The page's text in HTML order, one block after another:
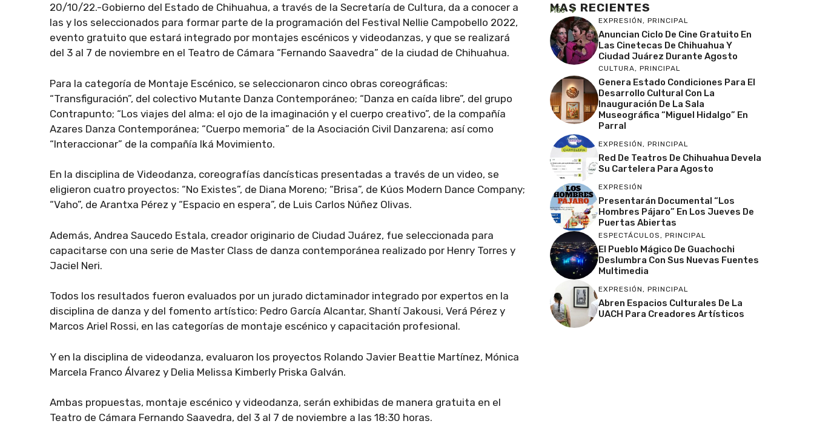
20/10/22.-Gobierno del Estado de Chihuahua, a través de la Secretaría de Cultura, da a conocer a
las y los seleccionados para formar parte de la programación del Festival Nellie Campobello 2022,
evento gratuito que estará integrado por montajes escénicos y videodanzas, y que se realizará
del 3 al 7 de noviembre en el Teatro de Cámara “Fernando Saavedra” de la ciudad de Chihuahua.
Para la categoría de Montaje Escénico, se seleccionaron cinco obras coreográficas:
“Transfiguración”, del colectivo Mutante Danza Contemporáneo; “Danza en caída libre”, del grupo
Contrapunto; “Los viajes del alma: el ojo de la imaginación y el cuerpo creativo”, de la compañía
Azares Danza Contemporánea; “Cuerpo memoria” de la Asociación Civil Danzarena; así como
“Interaccionar” de la compañía Iká Movimiento.
En la disciplina de Videodanza, coreografías dancísticas presentadas a través de un video, se
eligieron cuatro proyectos: “No Existes”, de Diana Moreno; “Brisa”, de Kúos Modern Dance Company;
“Vaho”, de Arantxa Pérez y “Espacio en espera”, de Luis Carlos Núñez Olivas.
Además, Andrea Saucedo Estala, creador originario de Ciudad Juárez, fue seleccionada para
capacitarse con una serie de Master Class de danza contemporánea realizado por Henry Torres y
Jaciel Neri.
Todos los resultados fueron evaluados por un jurado dictaminador integrado por expertos en la
disciplina de danza y del fomento artístico: Pedro García Alcantar, Shantí Jakousi, Verá Pérez y
Marcos Ariel Rossi, en las categorías de montaje escénico y capacitación profesional.
Y en la disciplina de videodanza, evaluaron los proyectos Rolando Javier Beattie Martínez, Mónica
Marcela Franco Álvarez y Delia Melissa Kimberly Priska Galván.
Ambas propuestas, montaje escénico y videodanza, serán exhibidas de manera gratuita en el
Teatro de Cámara Fernando Saavedra, del 3 al 7 de noviembre a las 18:30 horas.
MAS RECIENTES
Más
EXPRESIÓN, PRINCIPAL
Anuncian Ciclo De Cine Gratuito En
Las Cinetecas De Chihuahua Y
Ciudad Juárez Durante Agosto
CULTURA, PRINCIPAL
Genera Estado Condiciones Para El
Desarrollo Cultural Con La
Inauguración De La Sala
Museográfica “Miguel Hidalgo” En
Parral
EXPRESIÓN, PRINCIPAL
Red De Teatros De Chihuahua Devela
Su Cartelera Para Agosto
EXPRESIÓN
Presentarán Documental “Los
Hombres Pájaro” En Los Jueves De
Puertas Abiertas
ESPECTÁCULOS, PRINCIPAL
El Pueblo Mágico De Guachochi
Deslumbra Con Sus Nuevas Fuentes
Multimedia
EXPRESIÓN, PRINCIPAL
Abren Espacios Culturales De La
UACH Para Creadores Artísticos